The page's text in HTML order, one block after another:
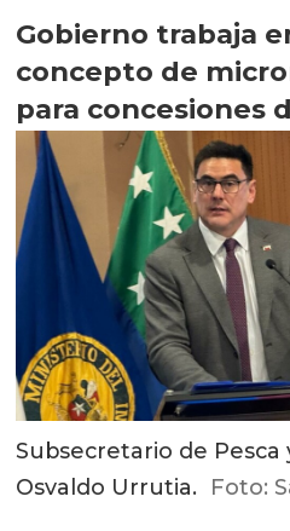
Gobierno trabaja
concepto de
para concesiones
Subsecretario de Pesca
Osvaldo Urrutia. Foto: